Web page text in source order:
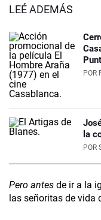
LEÉ ADEMÁS
POR
la
POR
Pero antes de ir a la
las señoritas de vida